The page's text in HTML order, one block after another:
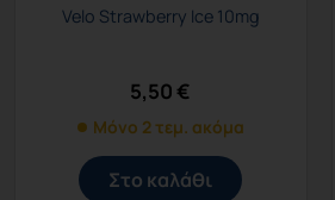
Velo Strawberry Ice 10mg
5,50€
Μόνο 2 τεμ. ακόμα
Στο καλάθι